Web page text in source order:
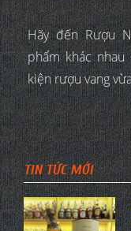
Hãy đến Rượu
phẩm khác
kiện rượu vang
TIN TỨC MỚI